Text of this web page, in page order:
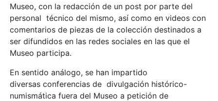
Museo, con la redacción de un post por parte del
personal técnico del mismo, así como en videos con
comentarios de piezas de la colección destinados a
ser difundidos en las redes sociales en las que el
Museo participa.
En sentido análogo, se han impartido
diversas conferencias de divulgación histórico-
numismática fuera del Museo a petición de